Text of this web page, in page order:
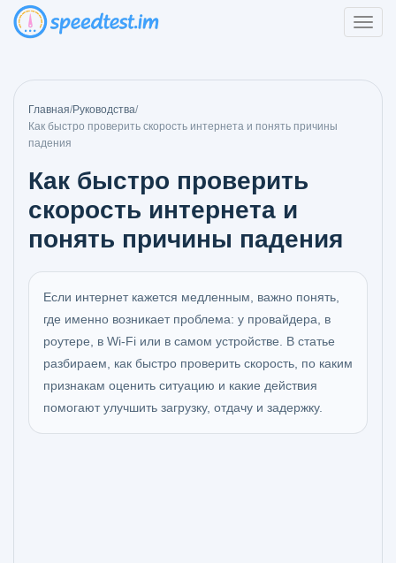
Главная/Руководства/
Как быстро проверить скорость интернета и понять причины
падения
Как быстро проверить
скорость интернета и
понять причины падения
Если интернет кажется медленным, важно понять,
где именно возникает проблема: у провайдера, в
роутере, в Wi‑Fi или в самом устройстве. В статье
разбираем, как быстро проверить скорость, по каким
признакам оценить ситуацию и какие действия
помогают улучшить загрузку, отдачу и задержку.